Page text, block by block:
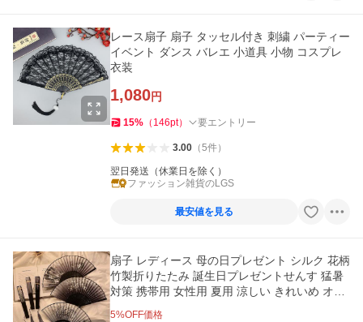
レース扇子 扇子 タッセル付き 刺繍 パーティー
イベント ダンス バレエ 小道具 小物 コスプレ
衣装
1,080円
15% （ 146pt） 要エントリー
3.00（5件）
翌日発送（休業日を除く）
ファッション雑貨のLGS
最安値を見る
扇子 レディース 母の日プレゼント シルク 花柄
竹製折りたたみ 誕生日プレゼントせんす 猛暑
対策 携帯用 女性用 夏用 涼しい きれいめ オシ
5%OFF価格